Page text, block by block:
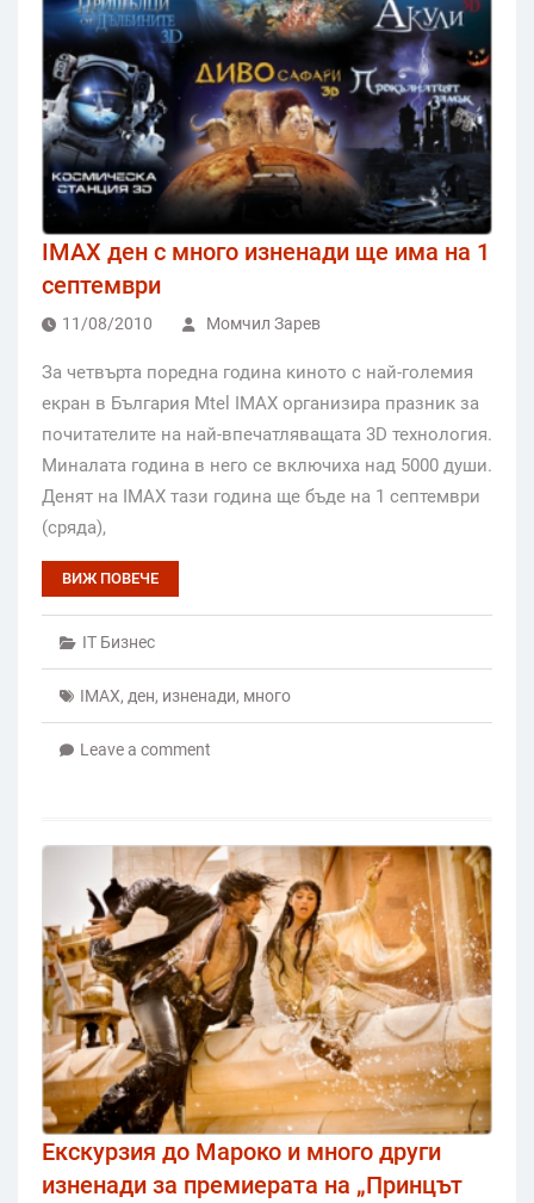
IMAX ден с много изненади ще има на 1
септември
11/08/2010 Момчил Зарев
За четвърта поредна година киното с най-големия
екран в България Mtel IMAX организира празник за
почитателите на най-впечатляващата 3D технология.
Миналата година в него се включиха над 5000 души.
Денят на IMAX тази година ще бъде на 1 септември
(сряда),
ВИЖ ПОВЕЧЕ
IT Бизнес
IMAX, ден, изненади, много
Leave a comment
Екскурзия до Мароко и много други
изненади за премиерата на „Принцът